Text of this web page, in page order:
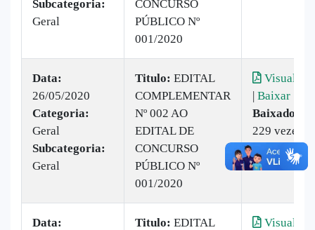
Subcategoria:
Geral
CONCURSO
PÚBLICO Nº
001/2020
Data:
26/05/2020
Categoria:
Geral
Subcategoria:
Geral
Titulo: EDITAL
COMPLEMENTAR
Nº 002 AO
EDITAL DE
CONCURSO
PÚBLICO Nº
001/2020
Visualizar
| Baixar
Baixado:
229 vezes
Data:
Titulo: EDITAL
Visualizar